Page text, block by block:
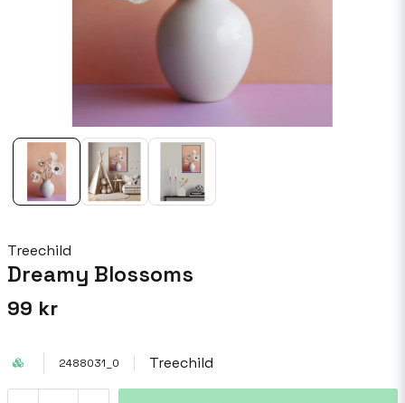
Treechild
Dreamy Blossoms
99 kr
2488031_0 Treechild